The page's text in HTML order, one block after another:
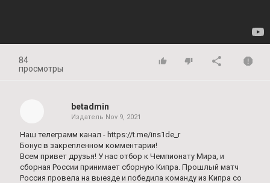
84
просмотры
betadmin
Издатель Nov 9, 2021
Наш телеграмм канал - https://t.me/ins1de_r
Бонус в закрепленном комментарии!
Всем привет друзья! У нас отбор к Чемпионату Мира, и
сборная России принимает сборную Кипра. Прошлый матч
Россия провела на выезде и победила команду из Кипра со